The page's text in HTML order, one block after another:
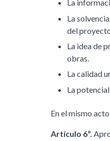
La
La
del
La idea de
obras.
La calidad
La
En el mismo
Artículo 6º.